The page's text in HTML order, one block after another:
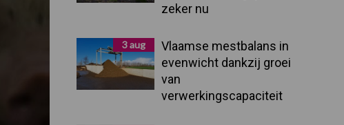
zeker nu
3 aug
Vlaamse mestbalans in
evenwicht dankzij groei
van
verwerkingscapaciteit